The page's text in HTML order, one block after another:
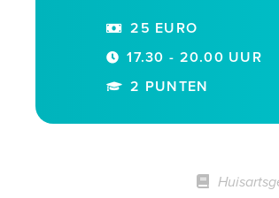
25 EURO
17.30 - 20.00 UUR
2 PUNTEN